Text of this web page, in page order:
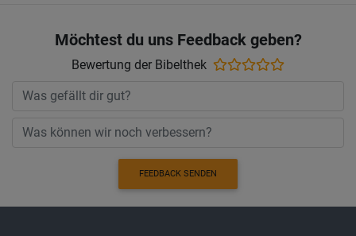
Möchtest du uns Feedback geben?
Bewertung der Bibelthek
FEEDBACK SENDEN